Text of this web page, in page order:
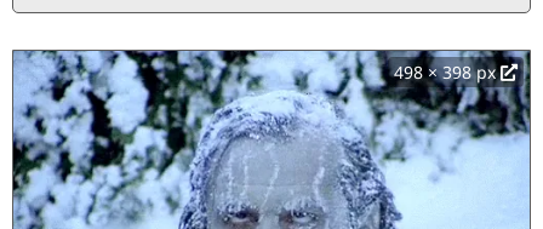
498 × 398 px